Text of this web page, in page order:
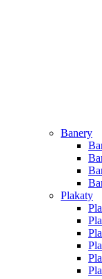
Banery
Plakaty